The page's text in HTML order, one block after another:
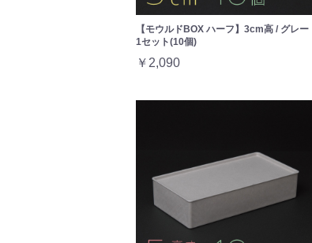
【モウルドBOX ハーフ】3cm高 / グレー
1セット(10個)
￥2,090